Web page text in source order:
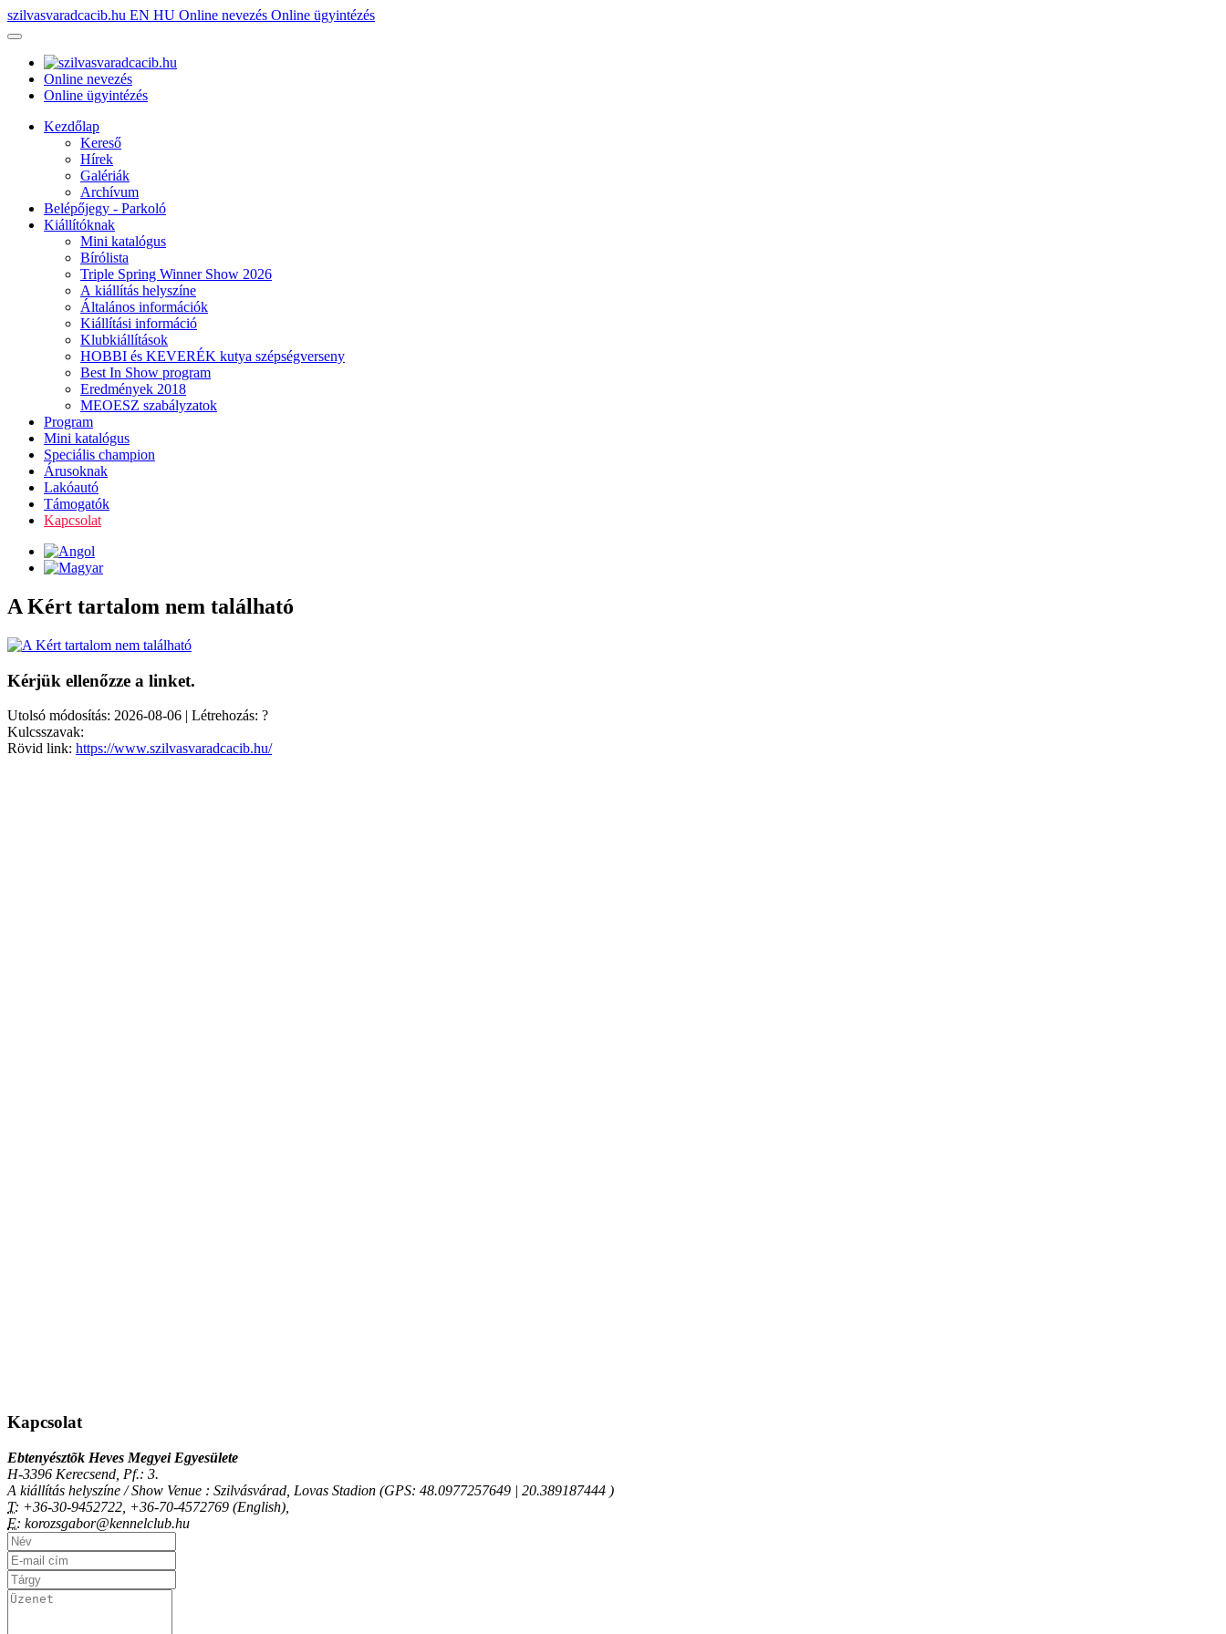
szilvasvaradcacib.hu EN HU Online nevezés Online ügyintézés
Online nevezés
Online ügyintézés
Kezdőlap
Kereső
Hírek
Galériák
Archívum
Belépőjegy - Parkoló
Kiállítóknak
Mini katalógus
Bírólista
Triple Spring Winner Show 2026
A kiállítás helyszíne
Általános információk
Kiállítási információ
Klubkiállítások
HOBBI és KEVERÉK kutya szépségverseny
Best In Show program
Eredmények 2018
MEOESZ szabályzatok
Program
Mini katalógus
Speciális champion
Árusoknak
Lakóautó
Támogatók
Kapcsolat
A Kért tartalom nem található
Kérjük ellenőzze a linket.
Utolsó módosítás: 2026-08-06 | Létrehozás: ?
Kulcsszavak:
Rövid link: https://www.szilvasvaradcacib.hu/
Kapcsolat
Ebtenyésztõk Heves Megyei Egyesülete
H-3396 Kerecsend, Pf.: 3.
A kiállítás helyszíne / Show Venue : Szilvásvárad, Lovas Stadion (GPS: 48.0977257649 | 20.389187444 )
T: +36-30-9452722, +36-70-4572769 (English),
E: korozsgabor@kennelclub.hu